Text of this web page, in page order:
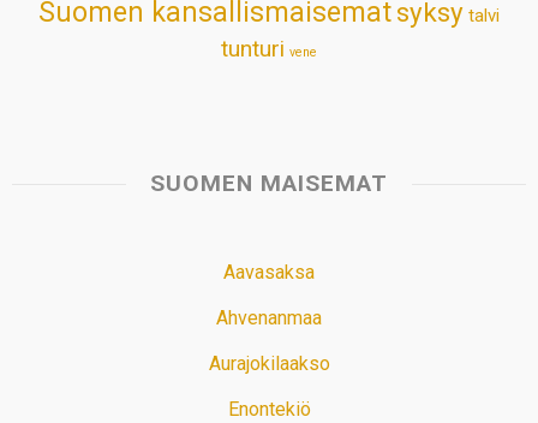
Suomen kansallismaisematsyksy talvi
tunturi vene
SUOMEN MAISEMAT
Aavasaksa
Ahvenanmaa
Aurajokilaakso
Enontekiö